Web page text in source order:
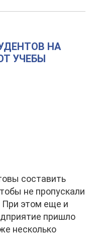
НА
УЧЕБЫ
составить
не пропускали
При этом еще и
пришло
несколько